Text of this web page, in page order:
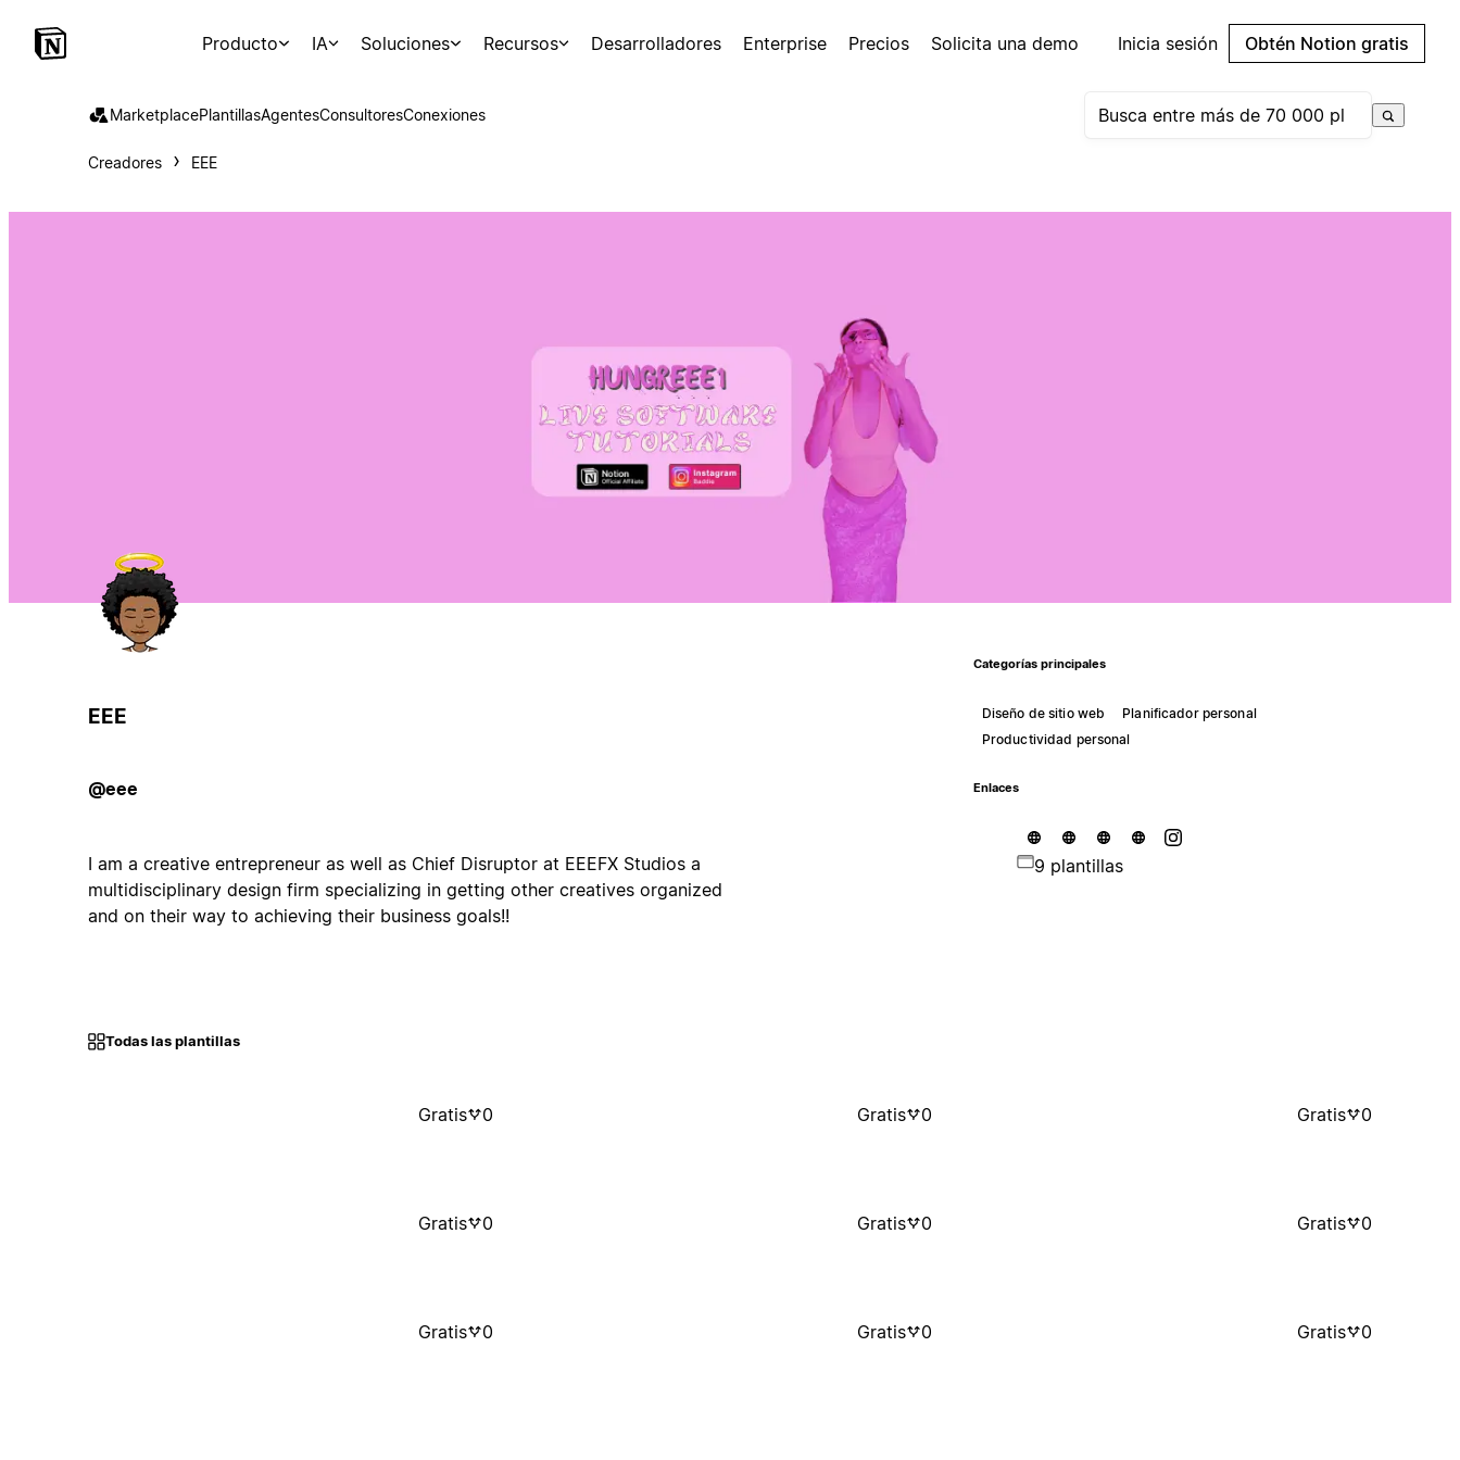
Producto IA Soluciones Recursos Desarrolladores Enterprise Precios Solicita una demo Inicia sesión Obtén Notion gratis
MarketplacePlantillasAgentesConsultoresConexiones
Creadores EEE
EEE
@eee
I am a creative entrepreneur as well as Chief Disruptor at EEEFX Studios a
multidisciplinary design firm specializing in getting other creatives organized
and on their way to achieving their business goals!!
Categorías principales
Diseño de sitio web
Planificador personal
Productividad personal
Enlaces
9 plantillas
Todas las plantillas
Gratis 0 Gratis 0 Gratis 0
Gratis 0 Gratis 0 Gratis 0
Gratis 0 Gratis 0 Gratis 0